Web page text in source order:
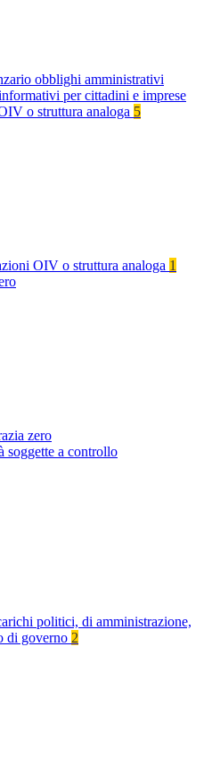
obblighi amministrativi
per cittadini e imprese
o struttura analoga 5
OIV o struttura analoga 1
zero
soggette a controllo
politici, di amministrazione,
di governo 2